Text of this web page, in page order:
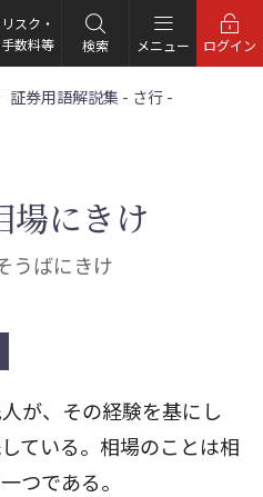
リスク・
手数料等
検索 メニュー ログイン
証券用語解説集 - さ行 -
場にきけ
うばにきけ
が、その経験を基にし
ている。相場のことは相
つである。